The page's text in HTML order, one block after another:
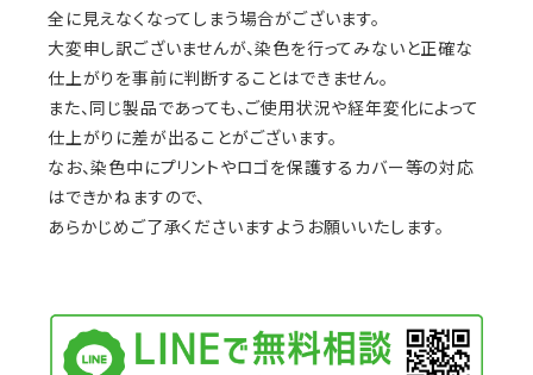
全に見えなくなってしまう場合がございます。
大変申し訳ございませんが、染色を行ってみないと正確な
仕上がりを事前に判断することはできません。
また、同じ製品であっても、ご使用状況や経年変化によって
仕上がりに差が出ることがございます。
なお、染色中にプリントやロゴを保護するカバー等の対応
はできかねますので、
あらかじめご了承くださいますようお願いいたします。